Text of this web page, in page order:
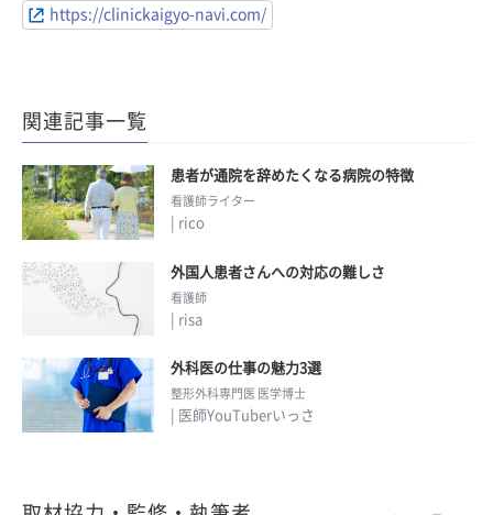
https://clinickaigyo-navi.com/
関連記事一覧
患者が通院を辞めたくなる病院の特徴
看護師ライター
| rico
外国人患者さんへの対応の難しさ
看護師
| risa
外科医の仕事の魅力3選
整形外科専門医 医学博士
| 医師YouTuberいっさ